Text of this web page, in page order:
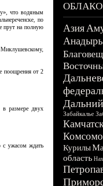
что водяным
по
прут на полную
поощрения от 2
в размере двух
с ужасом ждать
Азия
Анадырь
Забайкалье
Курилы
область